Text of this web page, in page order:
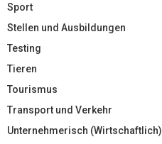
Sport
Stellen und Ausbildungen
Testing
Tieren
Tourismus
Transport und Verkehr
Unternehmerisch (Wirtschaftlich)